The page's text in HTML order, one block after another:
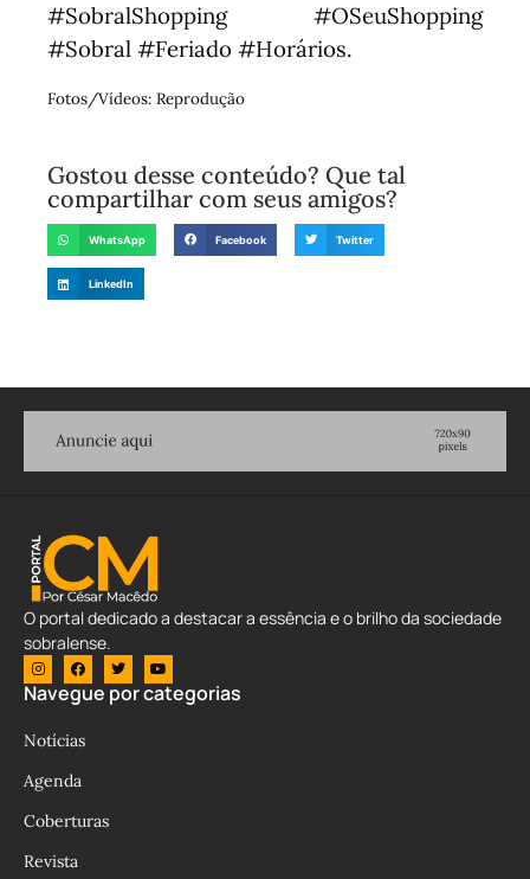
#SobralShopping #OSeuShopping
#Sobral #Feriado #Horários.
Fotos/Vídeos: Reprodução
Gostou desse conteúdo? Que tal
compartilhar com seus amigos?
WhatsApp Facebook Twitter
LinkedIn
O portal dedicado a destacar a essência e o brilho da sociedade
sobralense.
Navegue por categorias
Notícias
Agenda
Coberturas
Revista